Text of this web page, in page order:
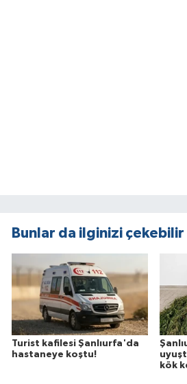
Bunlar da ilginizi çekebilir
Turist kafilesi Şanlıurfa'da
hastaneye koştu!
kök